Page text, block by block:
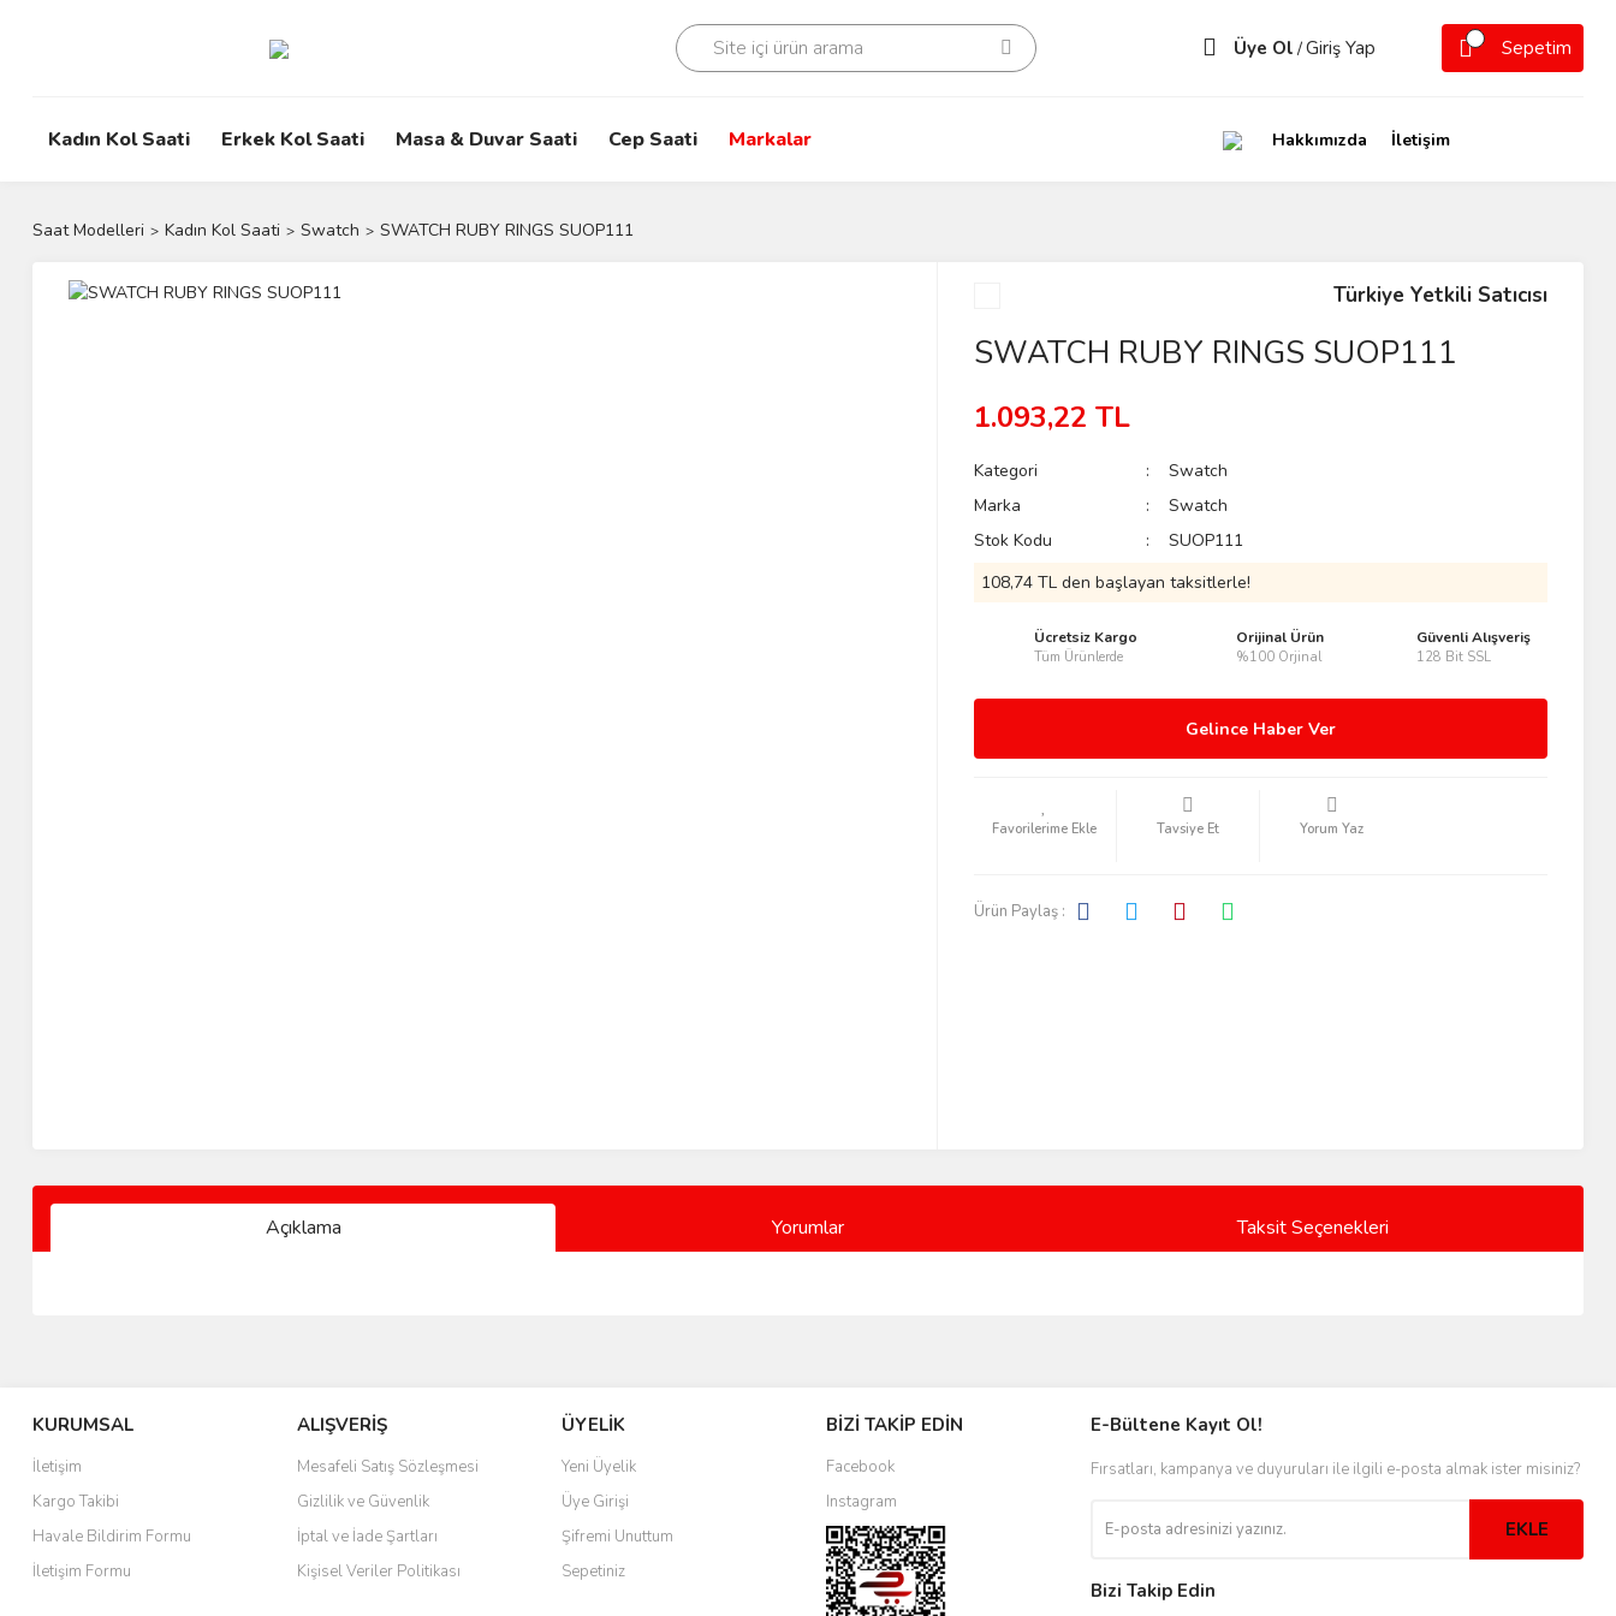
Üye Ol /Giriş Yap Sepetim
Kadın Kol Saati Erkek Kol Saati Masa & Duvar Saati Cep Saati Markalar Hakkımızda İletişim
Saat Modelleri Kadın Kol Saati Swatch SWATCH RUBY RINGS SUOP111
Türkiye Yetkili Satıcısı
SWATCH RUBY RINGS SUOP111
1.093,22 TL
Kategori
Swatch
Marka
Swatch
Stok Kodu
SUOP111
108,74 TL den başlayan taksitlerle!
Ücretsiz Kargo
Tüm Ürünlerde
Orijinal Ürün
%100 Orjinal
Güvenli Alışveriş
128 Bit SSL
Gelince Haber Ver
Tavsiye Et Yorum Yaz
Ürün Paylaş :
Açıklama Yorumlar Taksit Seçenekleri
KURUMSAL
İletişim
Kargo Takibi
Havale Bildirim Formu
İletişim Formu
ALIŞVERİŞ
Mesafeli Satış Sözleşmesi
Gizlilik ve Güvenlik
İptal ve İade Şartları
Kişisel Veriler Politikası
ÜYELİK
Yeni Üyelik
Üye Girişi
Şifremi Unuttum
Sepetiniz
BİZİ TAKİP EDİN
Facebook
Instagram
E-Bültene Kayıt Ol!
Fırsatları, kampanya ve duyuruları ile ilgili e-posta almak ister misiniz?
EKLE
Bizi Takip Edin